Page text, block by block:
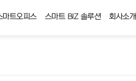
마트오피스 스마트 BIZ 솔루션 회사소개